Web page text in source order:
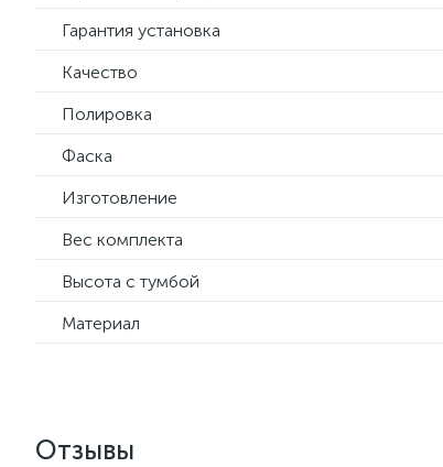
Гарантия установка
Качество
Полировка
Фаска
Изготовление
Вес комплекта
Высота с тумбой
Материал
Отзывы